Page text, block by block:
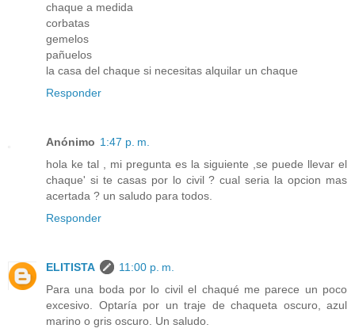
chaque a medida
corbatas
gemelos
pañuelos
la casa del chaque si necesitas alquilar un chaque
Responder
Anónimo 1:47 p. m.
hola ke tal , mi pregunta es la siguiente ,se puede llevar el
chaque' si te casas por lo civil ? cual seria la opcion mas
acertada ? un saludo para todos.
Responder
ELITISTA
11:00 p. m.
Para una boda por lo civil el chaqué me parece un poco
excesivo. Optaría por un traje de chaqueta oscuro, azul
marino o gris oscuro. Un saludo.